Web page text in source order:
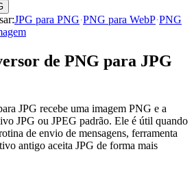
:JPG para PNG·PNG para WebP·PNG
de PNG para JPG
JPG recebe uma imagem PNG e a
JPG ou JPEG padrão. Ele é útil quando
de envio de mensagens, ferramenta
antigo aceita JPG de forma mais